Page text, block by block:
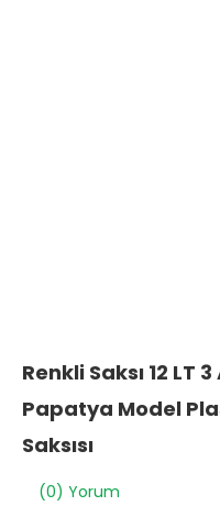
Renkli Saksı 12 LT
Papatya Model
Saksısı
(0) Yorum